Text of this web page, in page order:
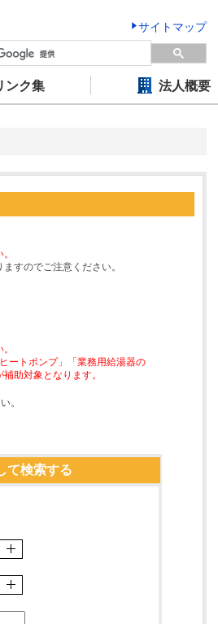
サイトマップ
ンク集 法人概要
すのでご注意ください。
ートポンプ」「業務用給湯器の
助対象となります。
。
て検索する